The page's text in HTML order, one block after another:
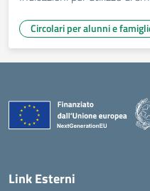
Circolari per alunni e
Link Esterni